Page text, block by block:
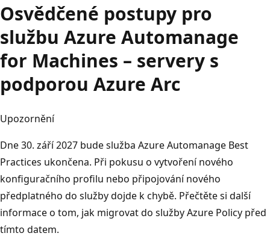
Osvědčené postupy pro
službu Azure Automanage
for Machines – servery s
podporou Azure Arc
Upozornění
Dne 30. září 2027 bude služba Azure Automanage Best
Practices ukončena. Při pokusu o vytvoření nového
konfiguračního profilu nebo připojování nového
předplatného do služby dojde k chybě. Přečtěte si další
informace o tom, jak migrovat do služby Azure Policy před
tímto datem.